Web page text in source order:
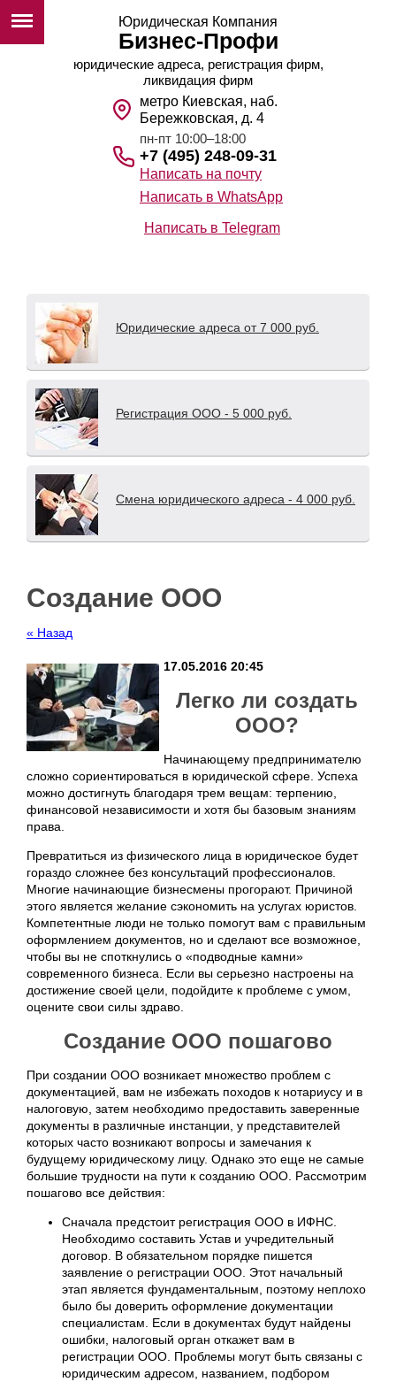
Юридическая Компания
Бизнес-Профи
юридические адреса, регистрация фирм,
ликвидация фирм
метро Киевская, наб.
Бережковская, д. 4
пн-пт 10:00–18:00
+7 (495) 248-09-31
Написать на почту
Написать в WhatsApp
Написать в Telegram
Юридические адреса от 7 000 руб.
Регистрация ООО - 5 000 руб.
Смена юридического адреса - 4 000 руб.
Создание ООО
« Назад
17.05.2016 20:45
Легко ли создать
ООО?
Начинающему предпринимателю
сложно сориентироваться в юридической сфере. Успеха
можно достигнуть благодаря трем вещам: терпению,
финансовой независимости и хотя бы базовым знаниям
права.
Превратиться из физического лица в юридическое будет
гораздо сложнее без консультаций профессионалов.
Многие начинающие бизнесмены прогорают. Причиной
этого является желание сэкономить на услугах юристов.
Компетентные люди не только помогут вам с правильным
оформлением документов, но и сделают все возможное,
чтобы вы не споткнулись о «подводные камни»
современного бизнеса. Если вы серьезно настроены на
достижение своей цели, подойдите к проблеме с умом,
оцените свои силы здраво.
Создание ООО пошагово
При создании ООО возникает множество проблем с
документацией, вам не избежать походов к нотариусу и в
налоговую, затем необходимо предоставить заверенные
документы в различные инстанции, у представителей
которых часто возникают вопросы и замечания к
будущему юридическому лицу. Однако это еще не самые
большие трудности на пути к созданию ООО. Рассмотрим
пошагово все действия:
Сначала предстоит регистрация ООО в ИФНС.
Необходимо составить Устав и учредительный
договор. В обязательном порядке пишется
заявление о регистрации ООО. Этот начальный
этап является фундаментальным, поэтому неплохо
было бы доверить оформление документации
специалистам. Если в документах будут найдены
ошибки, налоговый орган откажет вам в
регистрации ООО. Проблемы могут быть связаны с
юридическим адресом, названием, подбором